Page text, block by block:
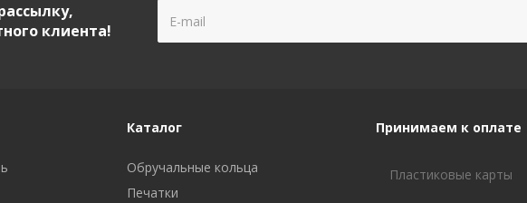
клиента!
Каталог
Обручальные кольца
Печатки
Принимаем к оплате
Пластиковые карты